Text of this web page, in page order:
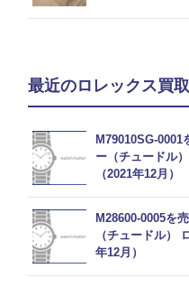
最近のロレックス買
M79010SG-
ー（チュードル
（2021年12月）
M28600-0005を
（チュードル）
年12月）